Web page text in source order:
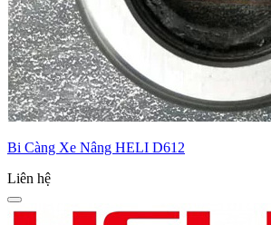
Bi Càng Xe Nâng HELI D612
Liên hệ